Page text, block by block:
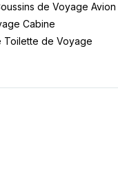
de Voyage Avion
Cabine
Toilette de Voyage